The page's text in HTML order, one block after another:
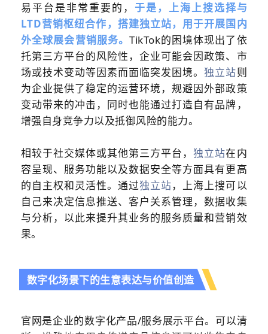
易平台是非常重要的， 于是，上海上搜选择与
LTD营销枢纽合作，搭建独立站，用于开展国内
外全球展会营销服务。TikTok的困境体现出了依
托第三方平台的风险性，企业可能会因政策、市
场或技术变动等因素而面临突发困境。独立站则
为企业提供了稳定的运营环境，规避因外部政策
变动带来的冲击，同时也能通过打造自有品牌，
增强自身竞争力以及抵御风险的能力。
相较于社交媒体或其他第三方平台，独立站在内
容呈现、服务功能以及数据安全等方面具有更高
的自主权和灵活性。通过独立站，上海上搜可以
自己来决定信息推送、客户关系管理，数据收集
与分析，以此来提升其业务的服务质量和营销效
果。
数字化场景下的生意表达与价值创造
官网是企业的数字化产品/服务展示平台。可以清